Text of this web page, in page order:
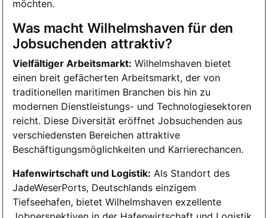
möchten.
Was macht Wilhelmshaven für den
Jobsuchenden attraktiv?
Vielfältiger Arbeitsmarkt: Wilhelmshaven bietet
einen breit gefächerten Arbeitsmarkt, der von
traditionellen maritimen Branchen bis hin zu
modernen Dienstleistungs- und Technologiesektoren
reicht. Diese Diversität eröffnet Jobsuchenden aus
verschiedensten Bereichen attraktive
Beschäftigungsmöglichkeiten und Karrierechancen.
Hafenwirtschaft und Logistik: Als Standort des
JadeWeserPorts, Deutschlands einzigem
Tiefseehafen, bietet Wilhelmshaven exzellente